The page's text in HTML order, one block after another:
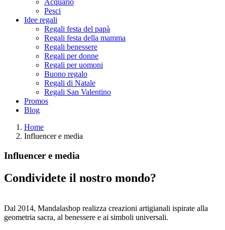
Acquario
Pesci
Idee regali
Regali festa del papà
Regali festa della mamma
Regali benessere
Regali per donne
Regali per uomoni
Buono regalo
Regali di Natale
Regali San Valentino
Promos
Blog
Home
Influencer e media
Influencer e media
Condividete il nostro mondo?
Dal 2014, Mandalashop realizza creazioni artigianali ispirate alla
geometria sacra, al benessere e ai simboli universali.